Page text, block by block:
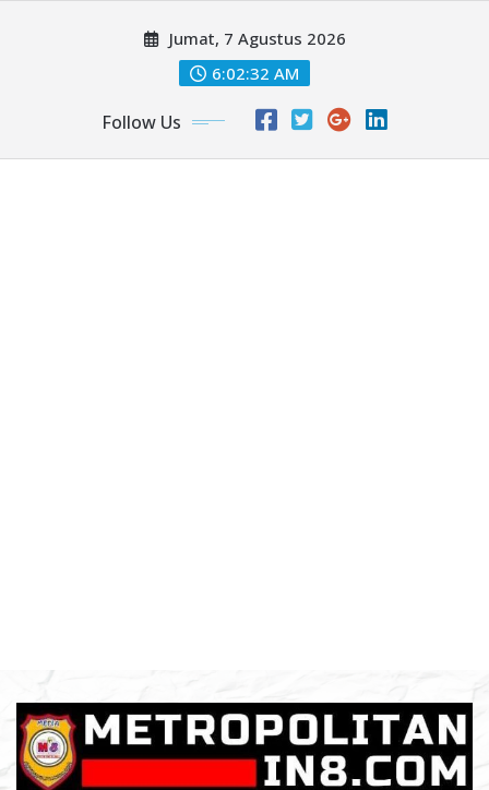
Jumat, 7 Agustus 2026
6:02:33 AM
Follow Us